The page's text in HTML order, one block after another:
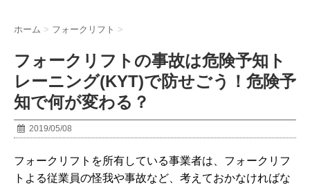
ホーム > フォークリフト >
フォークリフトの事故は危険予知ト
レーニング(KYT)で防せごう！危険予
知で何が変わる？
2019/05/08
フォークリフトを所有している事業者は、フォークリフ
トよる従業員の怪我や事故など、考えておかなければな